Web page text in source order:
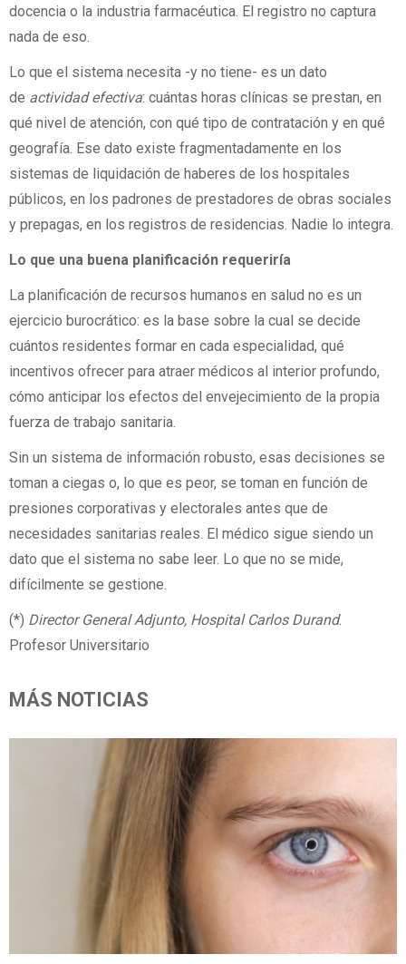
docencia o la industria farmacéutica. El registro no captura
nada de eso.
Lo que el sistema necesita -y no tiene- es un dato
de actividad efectiva: cuántas horas clínicas se prestan, en
qué nivel de atención, con qué tipo de contratación y en qué
geografía. Ese dato existe fragmentadamente en los
sistemas de liquidación de haberes de los hospitales
públicos, en los padrones de prestadores de obras sociales
y prepagas, en los registros de residencias. Nadie lo integra.
Lo que una buena planificación requeriría
La planificación de recursos humanos en salud no es un
ejercicio burocrático: es la base sobre la cual se decide
cuántos residentes formar en cada especialidad, qué
incentivos ofrecer para atraer médicos al interior profundo,
cómo anticipar los efectos del envejecimiento de la propia
fuerza de trabajo sanitaria.
Sin un sistema de información robusto, esas decisiones se
toman a ciegas o, lo que es peor, se toman en función de
presiones corporativas y electorales antes que de
necesidades sanitarias reales. El médico sigue siendo un
dato que el sistema no sabe leer. Lo que no se mide,
difícilmente se gestione.
(*) Director General Adjunto, Hospital Carlos Durand.
Profesor Universitario
MÁS NOTICIAS